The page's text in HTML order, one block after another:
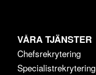
VÅRA TJÄNSTER
Chefsrekrytering
Specialistrekrytering